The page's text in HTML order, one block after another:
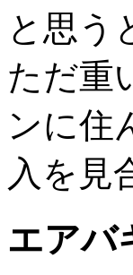
と思う
ただ重
ンに住
入を見
エアバ